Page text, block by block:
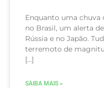
Enquanto uma chuva
no Brasil, um alerta
Rússia e no Japão.
terremoto de
[…]
SAIBA MAIS »